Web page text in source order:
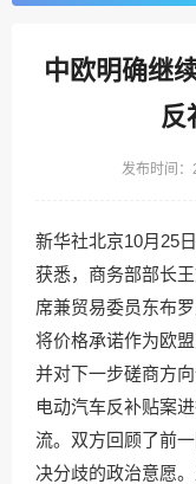
中欧明确继
反
发布时间
新华社北京10月25
获悉，商务部部长
席兼贸易委员东布
将价格承诺作为欧
并对下一步磋商方
电动汽车反补贴案
流。双方回顾了前
决分歧的政治意愿